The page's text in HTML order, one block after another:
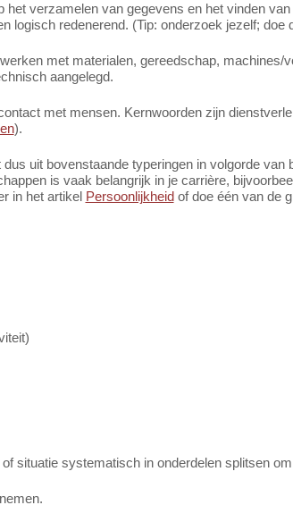
verzamelen van gegevens en het vinden
logisch redenerend. (Tip: onderzoek jezelf; doe
met materialen, gereedschap, machines/
aangelegd.
met mensen. Kernwoorden zijn
).
uit bovenstaande typeringen in volgorde van
is vaak belangrijk in je carrière,
in het artikel Persoonlijkheidof doe één van de
situatie systematisch in onderdelen splitsen